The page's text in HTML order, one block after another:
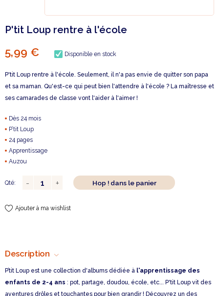
P'tit Loup rentre à l'école
5,99 € Disponible en stock
P'tit Loup rentre à l'école. Seulement, il n'a pas envie de quitter son papa
et sa maman. Qu'est-ce qui peut bien l'attendre à l'école ? La maîtresse et
ses camarades de classe vont l'aider à l'aimer !
Dès 24 mois
P’tit Loup
24 pages
Apprentissage
Auzou
Qté: Hop ! dans le panier
Ajouter à ma wishlist
Description
P’tit Loup est une collection d'albums dédiée à l'apprentissage des
enfants de 2-4 ans : pot, partage, doudou, école, etc... P'tit Loup vit des
aventures drôles et touchantes pour bien grandir ! Découvrez un des